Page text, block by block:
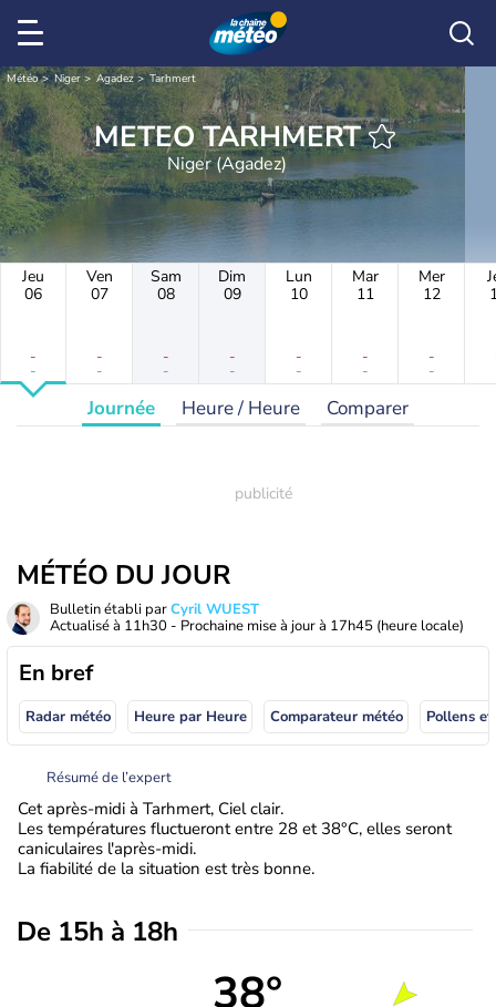
Météo Niger Agadez Tarhmert
METEO TARHMERT
Niger (Agadez)
Jeu
06
-
-
Ven
07
-
-
Sam
08
-
-
Dim
09
-
-
Lun
10
-
-
Mar
11
-
-
Mer
12
-
-
Journée Heure / Heure Comparer
MÉTÉO DU JOUR
Bulletin établi parCyril WUEST
Actualisé à 11h30 - Prochaine mise à jour à 17h45 (heure locale)
En bref
Radar météo Heure par Heure Comparateur météo Pollens
Résumé de l’expert
Cet après-midi à Tarhmert, Ciel clair.
Les températures fluctueront entre 28 et 38°C, elles seront
caniculaires l'après-midi.
La fiabilité de la situation est très bonne.
De 15h à 18h
38°